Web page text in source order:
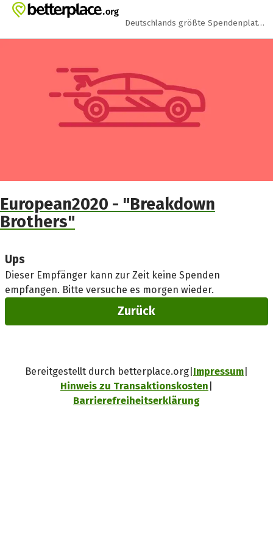
Zum Hauptinhalt springen
Erklärung zur Barrierefreiheit anzeigen
Deutschlands größte Spendenplattform
European2020 - "Breakdown
Brothers"
Ups
Dieser Empfänger kann zur Zeit keine Spenden
empfangen. Bitte versuche es morgen wieder.
Zurück
Bereitgestellt durch betterplace.org Impressum
Hinweis zu Transaktionskosten
Barrierefreiheitserklärung